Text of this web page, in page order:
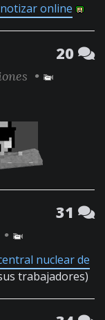
online
20
•
31
•
nuclear de
trabajadores)